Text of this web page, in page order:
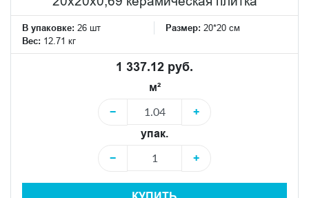
В упаковке: 26 шт Размер: 20*20 см
Вес: 12.71 кг
1 337.12 руб.
м²
−
+
упак.
−
+